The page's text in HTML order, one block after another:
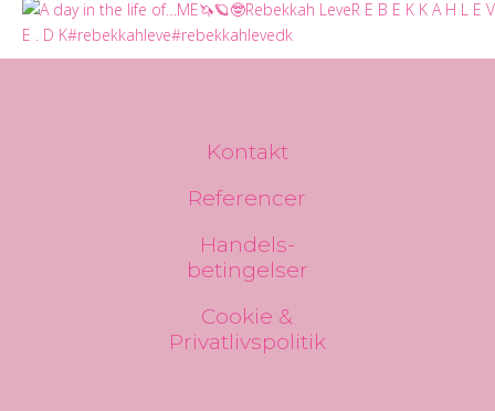
Kontakt
Referencer
Handels-
betingelser
Cookie &
Privatlivspolitik